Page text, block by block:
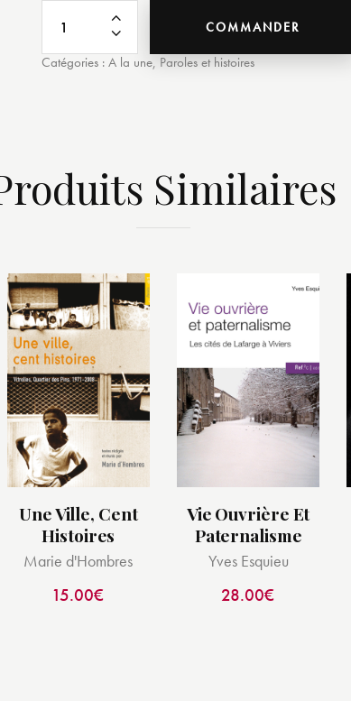
COMMANDER
Catégories :A la une, Paroles et histoires
Similaires
Une Ville, Cent
Histoires
Marie d'Hombres
15.00€
Vie Ouvrière Et
Paternalisme
Yves Esquieu
28.00€